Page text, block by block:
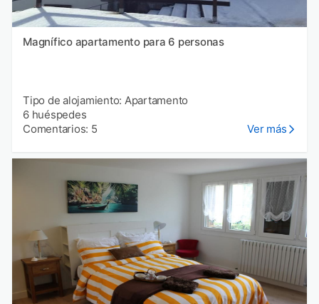
Magnífico apartamento para 6 personas
Tipo de alojamiento: Apartamento
6 huéspedes
Comentarios: 5
Ver más